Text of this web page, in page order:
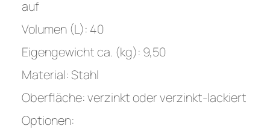
auf
Volumen (L): 40
Eigengewicht ca. (kg): 9,50
Material: Stahl
Oberfläche: verzinkt oder verzinkt-lackiert
Optionen: